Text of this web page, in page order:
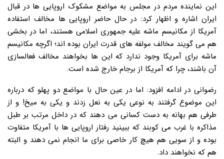
این نماینده مردم در مجلس به مواضع مشکوک اروپایی ها در قبال
ایران اشاره و اظهار کرد: در حال حاضر اروپایی ها مخالف استفاده
آمریکا از مکانیسم ماشه علیه جمهوری اسلامی هستند، اما در بخشی
هم می گویند مخالف مولفه های قدرت ایران بوده اند؛ اگرچه مکانیسم
ماشه برای آمریکا وجود ندارد که این ها بخواهند مخالف فعالسازی
آن باشند، چرا که آمریکا از برجام خارج شده است.
رضوانی در ادامه افزود: اما در عین حال با مواضع دو پهلو که درباره
این موضوع گرفتند به نوعی یکی به نعل زدند و یکی به میخ! و از
طرفی هم بهانه به دست کسانی می دهند که در داخل مرتب بر طبل
مذاکره با غرب می کوبند که ببینید رفتار اروپایی ها با آمریکا متفاوت
بوده و از سویی هم هیچ کار خاصی برای ما انجام نمی دهند و البته
هم که نخواهند داد.